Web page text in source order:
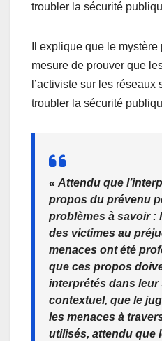
troubler la sécurité
Il explique que le
mesure de prouver que
l’activiste sur les
troubler la sécurité
« Attendu que
propos du prévenu
problèmes à savoir :
des victimes au
menaces ont été
que ces propos
interprétés dans leur
contextuel, que le
les menaces à
utilisés, attendu que